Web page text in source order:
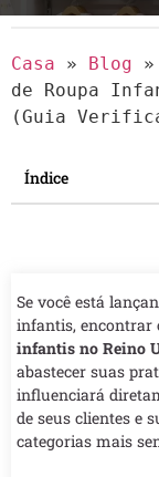
Casa » Blog »
de Roupa
(Guia
Índice
Se você está
infantis, encontrar
infantis no Reino
abastecer suas
influenciará
de seus clientes e
categorias mais